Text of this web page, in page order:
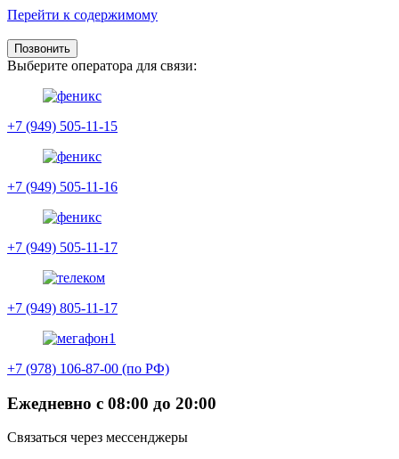
Перейти к содержимому
Позвонить
Выберите оператора для связи:
+7 (949) 505-11-15
+7 (949) 505-11-16
+7 (949) 505-11-17
+7 (949) 805-11-17
+7 (978) 106-87-00 (по РФ)
Ежедневно с 08:00 до 20:00
Связаться через мессенджеры